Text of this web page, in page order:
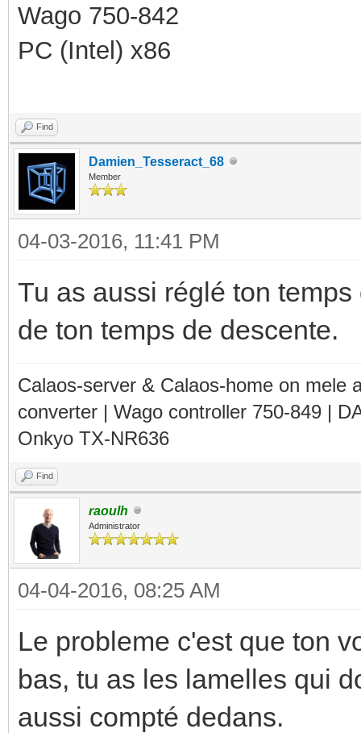
Wago 750-842
PC (Intel) x86
Find
Damien_Tesseract_68
Member
04-03-2016, 11:41 PM
Tu as aussi réglé ton
de ton temps de descente.
Calaos-server & Calaos-home on mele
converter | Wago controller 750-849 |
Onkyo TX-NR636
Find
raoulh
Administrator
04-04-2016, 08:25 AM
Le probleme c'est que ton
bas, tu as les lamelles qui
aussi compté dedans.